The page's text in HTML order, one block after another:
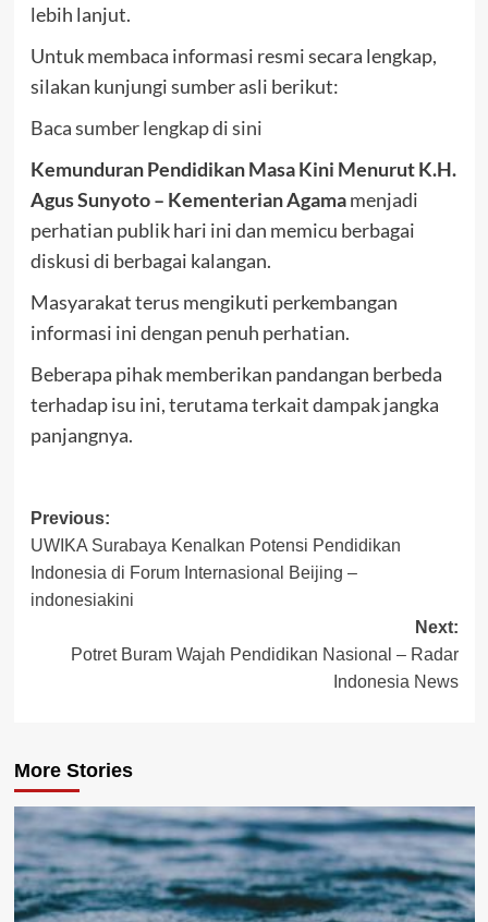
lebih lanjut.
Untuk membaca informasi resmi secara lengkap,
silakan kunjungi sumber asli berikut:
Baca sumber lengkap di sini
Kemunduran Pendidikan Masa Kini Menurut K.H.
Agus Sunyoto – Kementerian Agamamenjadi
perhatian publik hari ini dan memicu berbagai
diskusi di berbagai kalangan.
Masyarakat terus mengikuti perkembangan
informasi ini dengan penuh perhatian.
Beberapa pihak memberikan pandangan berbeda
terhadap isu ini, terutama terkait dampak jangka
panjangnya.
Post
navigation
Previous:
UWIKA Surabaya Kenalkan Potensi Pendidikan
Indonesia di Forum Internasional Beijing –
indonesiakini
Next:
Potret Buram Wajah Pendidikan Nasional – Radar
Indonesia News
More Stories